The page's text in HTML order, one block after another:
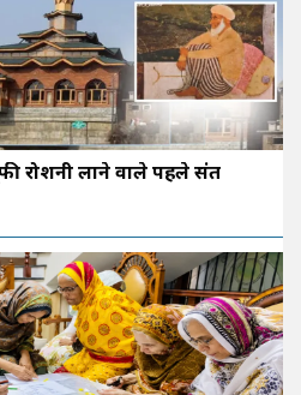
रोशनी लाने वाले पहले संत